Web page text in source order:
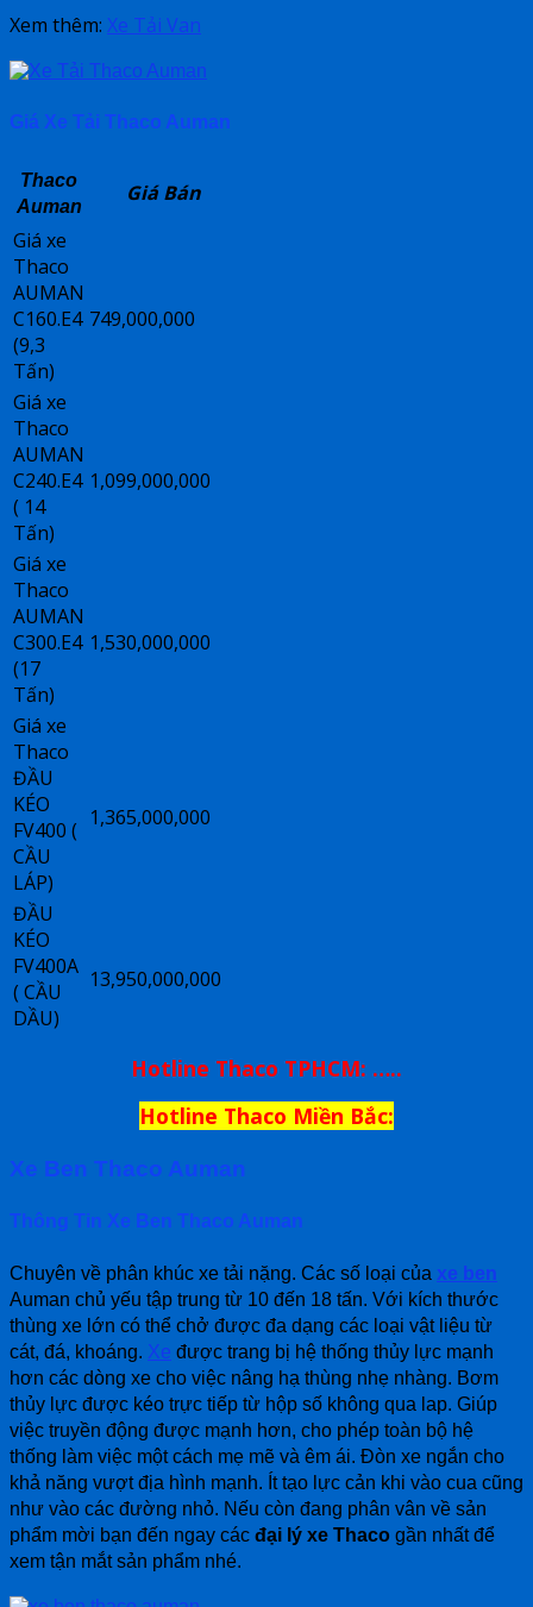
Xem thêm: Xe Tải Van
Giá Xe Tải Thaco Auman
Thaco
Auman
Giá Bán
Giá xe
Thaco
AUMAN
C160.E4
(9,3
Tấn)
749,000,000
Giá xe
Thaco
AUMAN
C240.E4
( 14
Tấn)
1,099,000,000
Giá xe
Thaco
AUMAN
C300.E4
(17
Tấn)
1,530,000,000
Giá xe
Thaco
ĐẦU
KÉO
FV400 (
CẦU
LÁP)
1,365,000,000
ĐẦU
KÉO
FV400A
( CẦU
DẦU)
13,950,000,000
Hotline Thaco TPHCM: …..
Hotline Thaco Miền Bắc:
Xe Ben Thaco Auman
Thông Tin Xe Ben Thaco Auman
Chuyên về phân khúc xe tải nặng. Các số loại của xe ben
Auman chủ yếu tập trung từ 10 đến 18 tấn. Với kích thước
thùng xe lớn có thể chở được đa dạng các loại vật liệu từ
cát, đá, khoáng. Xe được trang bị hệ thống thủy lực mạnh
hơn các dòng xe cho việc nâng hạ thùng nhẹ nhàng. Bơm
thủy lực được kéo trực tiếp từ hộp số không qua lap. Giúp
việc truyền động được mạnh hơn, cho phép toàn bộ hệ
thống làm việc một cách mẹ mẽ và êm ái. Đòn xe ngắn cho
khả năng vượt địa hình mạnh. Ít tạo lực cản khi vào cua cũng
như vào các đường nhỏ. Nếu còn đang phân vân về sản
phẩm mời bạn đến ngay các đại lý xe Thaco gần nhất để
xem tận mắt sản phẩm nhé.